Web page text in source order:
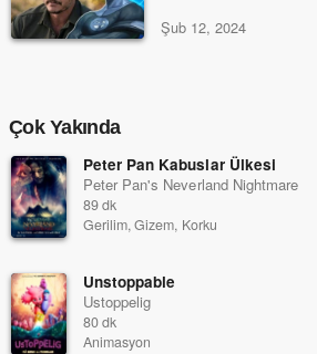
Şub 12, 2024
Çok Yakında
Peter Pan Kabuslar Ülkesi
Peter Pan's Neverland Nightmare
89 dk
Gerilim, Gizem, Korku
Unstoppable
Ustoppelig
80 dk
Animasyon